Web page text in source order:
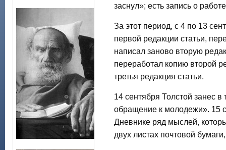
заснул»; есть запись о
За этот период, с 4 по 13
первой редакции статьи,
написал заново вторую
переработал копию второй
третья редакция статьи.
14 сентября Толстой занес
обращение к молодежи». 15
Дневнике ряд мыслей,
двух листах почтовой